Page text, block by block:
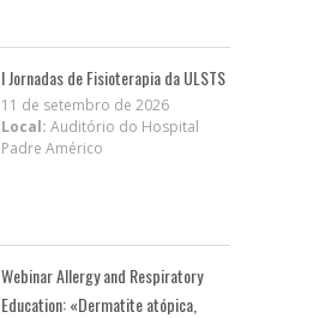
I Jornadas de Fisioterapia da ULSTS
11 de setembro de 2026
Local: Auditório do Hospital
Padre Américo
Webinar Allergy and Respiratory
Education: «Dermatite atópica,